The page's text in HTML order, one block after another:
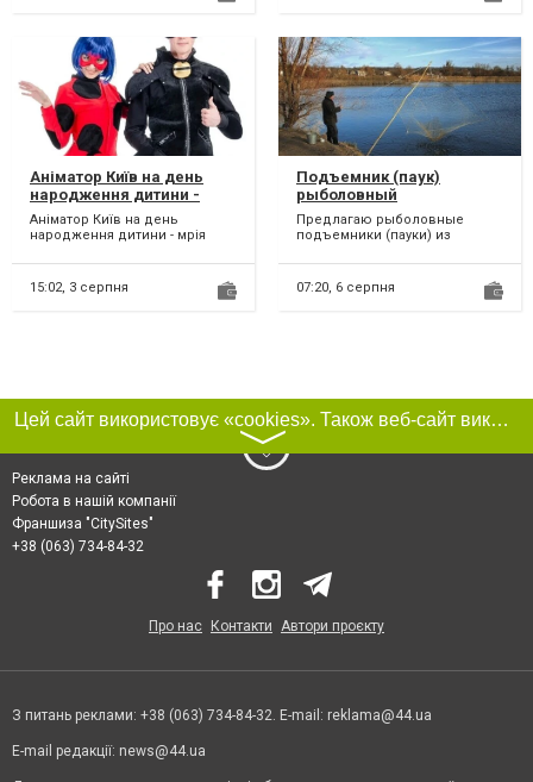
Аніматор Київ на день
народження дитини -
мрія кожної дитини.
Аніматор Київ на день
народження дитини - мрія
стануть кращими друзям...
15:02, 3 серпня
Подъемник (паук)
рыболовный
Предлагаю рыболовные
подъемники (пауки) из
без дуг. Размеры от 1х1 до
5х5м...
07:20, 6 серпня
Цей сайт використовує «cookies». Також веб-сайт використовує інтернет-сервіс для збору технічних даних стосовно відвідувачів з метою отримання маркетингової та статистичної інформації. Умови обробки даних відвідувачів сайту див.
〉
Реклама на сайті
Робота в нашій компанії
Франшиза "CitySites"
+38 (063) 734-84-32
Про нас Контакти Автори проєкту
З питань реклами: +38 (063) 734-84-32. E-mail: reklama@44.ua
E-mail редакції: news@44.ua